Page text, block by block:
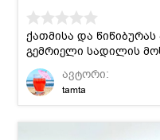
ქათმისა და
გემრიელი სადილის
ავტორი:
tamta